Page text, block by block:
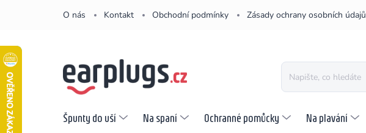
O nás Kontakt Obchodní podmínky Zásady ochrany osobních údajů
Špunty do uší Na spaní Ochranné pomůcky Na plavání